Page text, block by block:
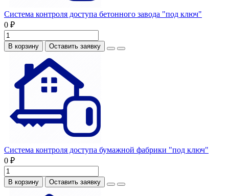
Система контроля доступа бетонного завода "под ключ"
0 ₽
В корзину Оставить заявку
Система контроля доступа бумажной фабрики "под ключ"
0 ₽
В корзину Оставить заявку